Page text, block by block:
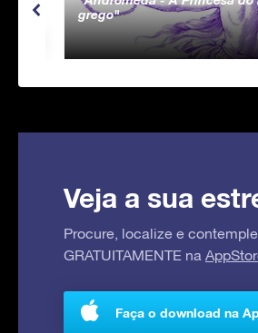
grego
Veja a sua
Procure, localize e
GRATUITAMENTE na
Faça o download na